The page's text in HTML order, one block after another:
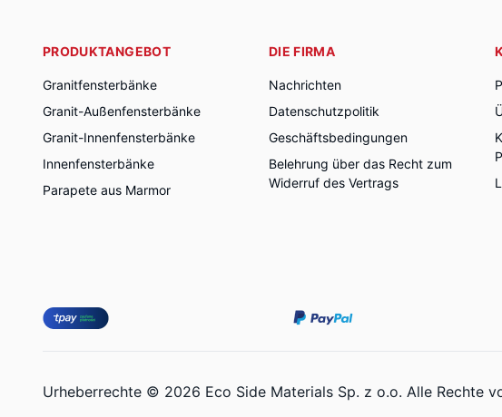
PRODUKTANGEBOT
Granitfensterbänke
Granit-Außenfensterbänke
Granit-Innenfensterbänke
Innenfensterbänke
Parapete aus Marmor
DIE FIRMA
Nachrichten
Datenschutzpolitik
Geschäftsbedingungen
Belehrung über das Recht zum
Widerruf des Vertrags
Urheberrechte © 2026 Eco Side Materials Sp. z o.o. Alle Rechte